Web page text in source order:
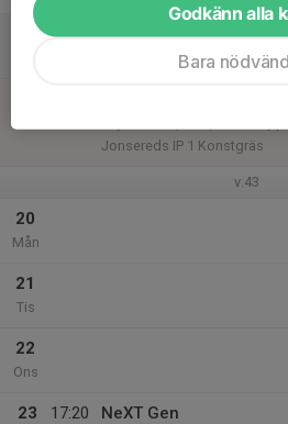
Jonsereds IP 1 Konstgräs
v.43
20
Mån
21
Tis
22
Ons
23
17:20
NeXT Gen
Godkänn alla
Bara